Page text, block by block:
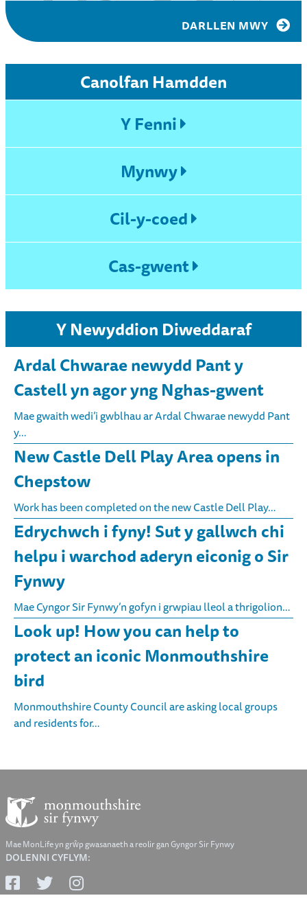
DARLLEN MWY
Canolfan Hamdden
Y Fenni
Mynwy
Cil-y-coed
Cas-gwent
Y Newyddion Diweddaraf
Ardal Chwarae newydd Pant y
Castell yn agor yng Nghas-gwent
Mae gwaith wedi’i gwblhau ar Ardal Chwarae newydd Pant
y…
New Castle Dell Play Area opens in
Chepstow
Work has been completed on the new Castle Dell Play…
Edrychwch i fyny! Sut y gallwch chi
helpu i warchod aderyn eiconig o Sir
Fynwy
Mae Cyngor Sir Fynwy’n gofyn i grwpiau lleol a thrigolion…
Look up! How you can help to
protect an iconic Monmouthshire
bird
Monmouthshire County Council are asking local groups
and residents for…
Mae MonLife yn grŵp gwasanaeth a reolir gan Gyngor Sir Fynwy
DOLENNI CYFLYM: